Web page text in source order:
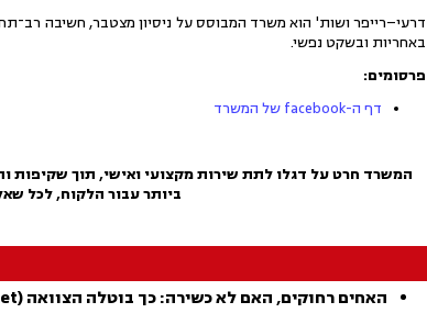
דרעי–רייפר ושות' הוא משרד המבוסס על ניסיון מצטבר, חשיבה
באחריות ובשקט נפשי.
פרסומים:
דף ה-facebook של המשרד
המשרד חרט על דגלו לתת שירות מקצועי ואישי, תוך שקיפות
ביותר עבור הלקוח, לכל
האחים רחוקים, האם לא כשירה: כך בוטלה הצוואה (ynet)